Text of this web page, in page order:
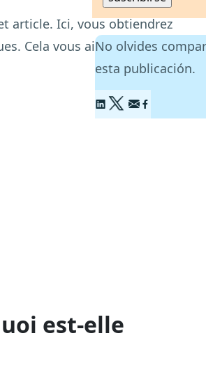
article. Ici, vous obtiendrez
Cela vous aidera à rendre
est-elle
No olvides
esta publicación.